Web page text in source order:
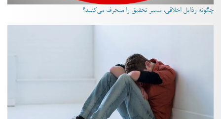
چگونه رذایل اخلاقی، مسیر تحقیق را منحرف می‌کنند؟